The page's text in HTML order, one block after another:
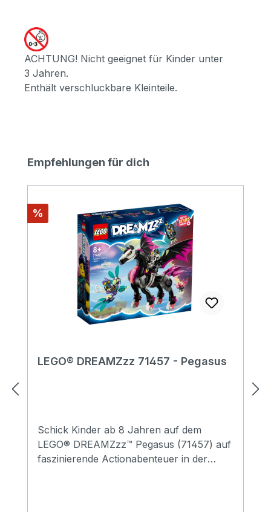
ACHTUNG! Nicht geeignet für Kinder unter
3 Jahren.
Enthält verschluckbare Kleinteile.
Produktgalerie überspringen
Empfehlungen für dich
Rabatt
%
LEGO® DREAMZzz 71457 - Pegasus
Schick Kinder ab 8 Jahren auf dem
LEGO® DREAMZzz™ Pegasus (71457) auf
faszinierende Actionabenteuer in der